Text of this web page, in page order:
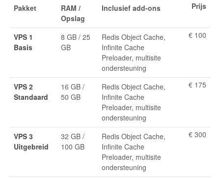
Pakket
RAM /
Opslag
Inclusief add-ons Prijs
VPS 1
Basis
8 GB / 25
GB
Redis Object Cache,
Infinite Cache
Preloader, multisite
ondersteuning
€ 100
VPS 2
Standaard
16 GB /
50 GB
Redis Object Cache,
Infinite Cache
Preloader, multisite
ondersteuning
€ 175
VPS 3
Uitgebreid
32 GB /
100 GB
Redis Object Cache,
Infinite Cache
Preloader, multisite
ondersteuning
€ 300